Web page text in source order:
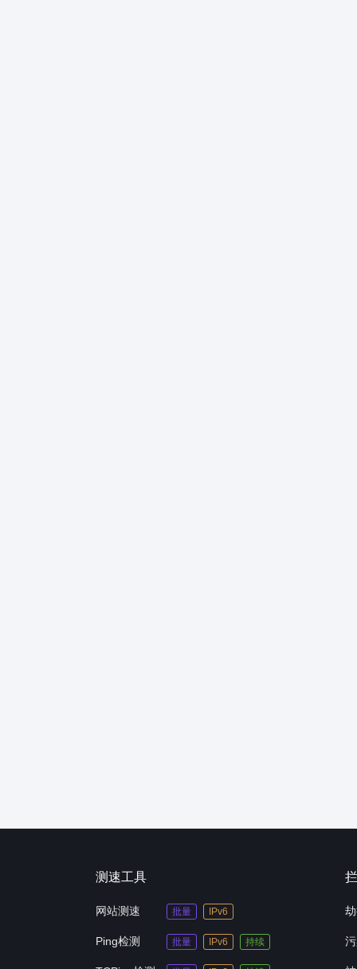
测速工具
网站测速 批量 IPv6
Ping检测 批量 IPv6 持续